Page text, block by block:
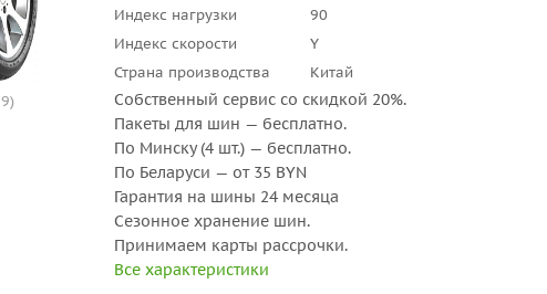
Индекс нагрузки
90
Индекс скорости
Y
Страна производства
Китай
Собственный сервис со скидкой 20%.
Пакеты для шин — бесплатно.
По Минску (4 шт.) — бесплатно.
По Беларуси — от 35 BYN
Гарантия на шины 24 месяца
Сезонное хранение шин.
Принимаем карты рассрочки.
Все характеристики